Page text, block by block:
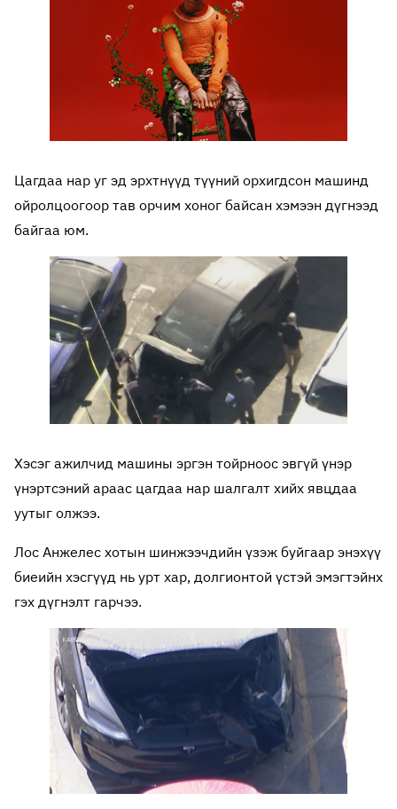
Цагдаа нар уг эд эрхтнүүд түүний орхигдсон машинд
ойролцоогоор тав орчим хоног байсан хэмээн дүгнээд
байгаа юм.
Хэсэг ажилчид машины эргэн тойрноос эвгүй үнэр
үнэртсэний араас цагдаа нар шалгалт хийх явцдаа
уутыг олжээ.
Лос Анжелес хотын шинжээчдийн үзэж буйгаар энэхүү
биеийн хэсгүүд нь урт хар, долгионтой үстэй эмэгтэйнх
гэх дүгнэлт гарчээ.